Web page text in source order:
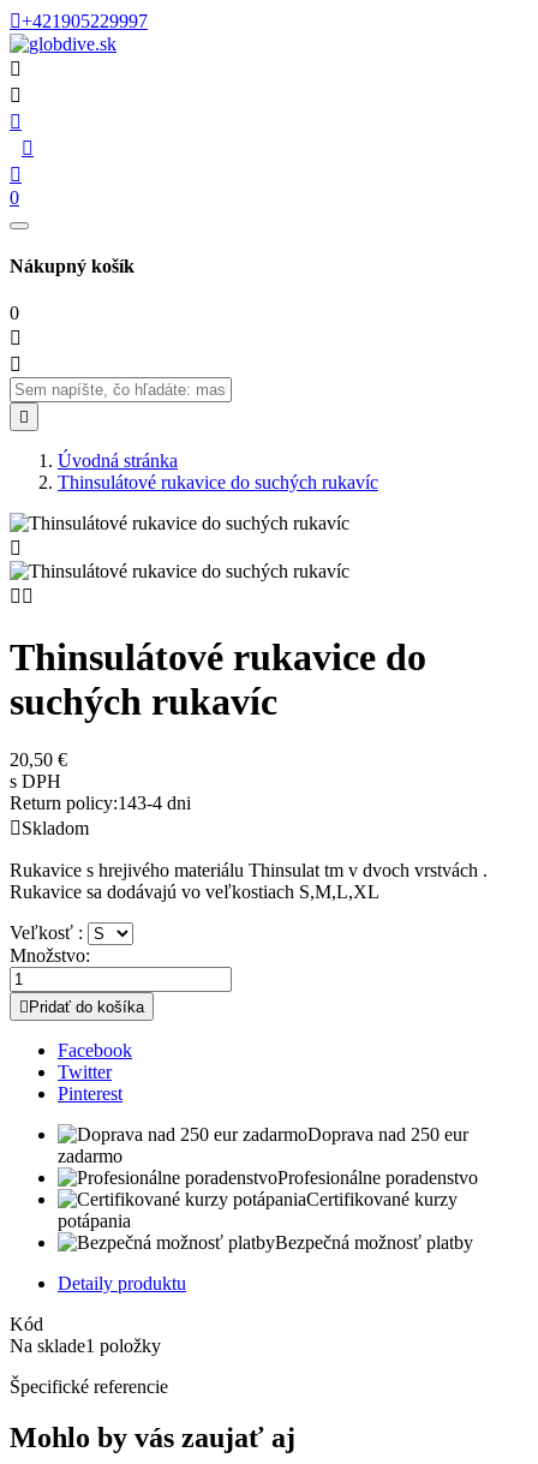
+421905229997





0
Nákupný košík
0



Úvodná stránka
Thinsulátové rukavice do suchých rukavíc

 
Thinsulátové rukavice do
suchých rukavíc
20,50 €
s DPH
Return policy:143-4 dni
Skladom
Rukavice s hrejivého materiálu Thinsulat tm v dvoch vrstvách .
Rukavice sa dodávajú vo veľkostiach S,M,L,XL
Veľkosť :
Množstvo:
 Pridať do košíka
Facebook
Twitter
Pinterest
Doprava nad 250 eur
zadarmo
Profesionálne poradenstvo
Certifikované kurzy
potápania
Bezpečná možnosť platby
Detaily produktu
Kód
Na sklade1 položky
Špecifické referencie
Mohlo by vás zaujať aj